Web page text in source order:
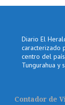
Diario El
caracterizado
centro del
Tungurahua y
Contador de